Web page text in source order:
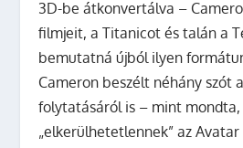
3D-be átkonvertálva –
filmjeit, a Titanicot és talán a
bemutatná újból ilyen
Cameron beszélt néhány szót
folytatásáról is – mint
„elkerülhetetlennek” az